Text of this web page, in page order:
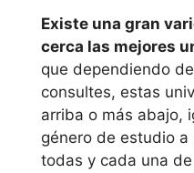
Oberta
Existe una gran
cerca las mejores
que dependiendo
consultes, estas
arriba o más abajo,
género de estudio a
todas y cada una